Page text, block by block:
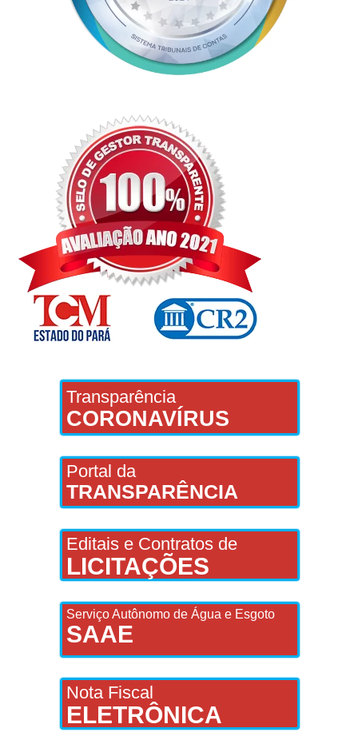
Transparência
CORONAVÍRUS
Portal da
TRANSPARÊNCIA
Editais e Contratos de
LICITAÇÕES
Serviço Autônomo de Água e Esgoto
SAAE
Nota Fiscal
ELETRÔNICA